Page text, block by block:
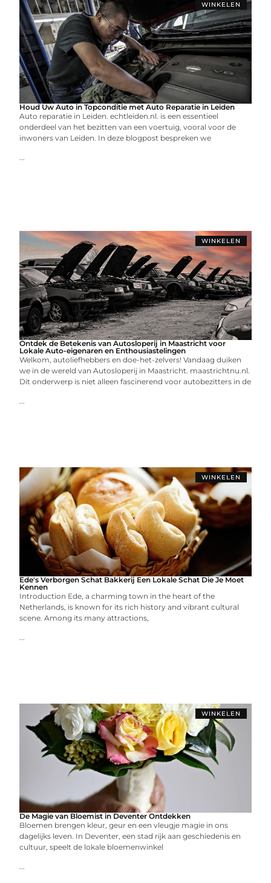
WINKELEN
Houd Uw Auto in Topconditie met Auto Reparatie in Leiden
Auto reparatie in Leiden. echtleiden.nl. is een essentieel
onderdeel van het bezitten van een voertuig, vooral voor de
inwoners van Leiden. In deze blogpost bespreken we
...
WINKELEN
Ontdek de Betekenis van Autosloperij in Maastricht voor
Lokale Auto-eigenaren en Enthousiastelingen
Welkom, autoliefhebbers en doe-het-zelvers! Vandaag duiken
we in de wereld van Autosloperij in Maastricht. maastrichtnu.nl.
Dit onderwerp is niet alleen fascinerend voor autobezitters in de
...
WINKELEN
Ede's Verborgen Schat Bakkerij Een Lokale Schat Die Je Moet
Kennen
Introduction Ede, a charming town in the heart of the
Netherlands, is known for its rich history and vibrant cultural
scene. Among its many attractions,
...
WINKELEN
De Magie van Bloemist in Deventer Ontdekken
Bloemen brengen kleur, geur en een vleugje magie in ons
dagelijks leven. In Deventer, een stad rijk aan geschiedenis en
cultuur, speelt de lokale bloemenwinkel
...